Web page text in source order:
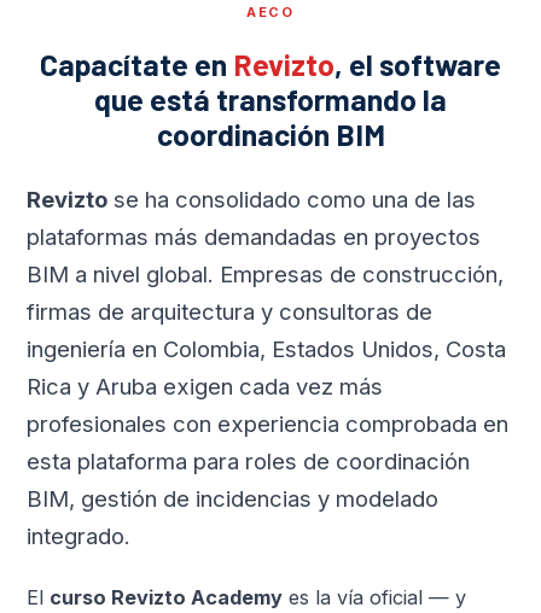
AECO
Capacítate en Revizto, el software
que está transformando la
coordinación BIM
Revizto se ha consolidado como una de las
plataformas más demandadas en proyectos
BIM a nivel global. Empresas de construcción,
firmas de arquitectura y consultoras de
ingeniería en Colombia, Estados Unidos, Costa
Rica y Aruba exigen cada vez más
profesionales con experiencia comprobada en
esta plataforma para roles de coordinación
BIM, gestión de incidencias y modelado
integrado.
El curso Revizto Academy es la vía oficial — y